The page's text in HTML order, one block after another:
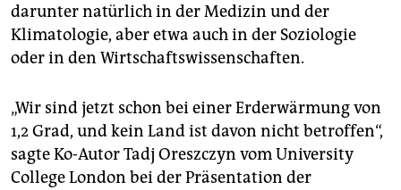
darunter natürlich in der Medizin und der
Klimatologie, aber etwa auch in der Soziologie
oder in den Wirtschaftswissenschaften.
„Wir sind jetzt schon bei einer Erderwärmung von
1,2 Grad, und kein Land ist davon nicht betroffen“,
sagte Ko-Autor Tadj Oreszczyn vom University
College London bei der Präsentation der